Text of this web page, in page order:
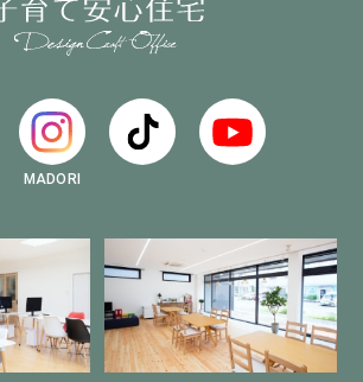
MADORI